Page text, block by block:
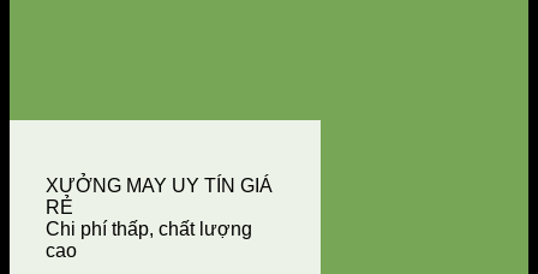
XƯỞNG MAY UY TÍN GIÁ
RẺ
Chi phí thấp, chất lượng
cao